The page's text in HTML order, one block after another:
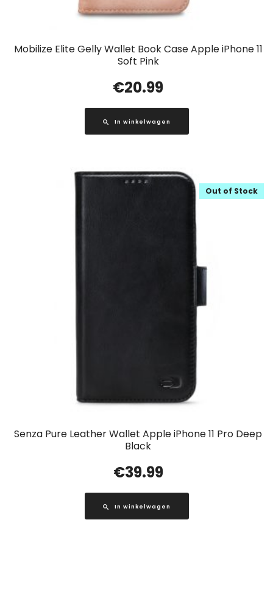
Mobilize Elite Gelly Wallet Book Case Apple iPhone 11
Soft Pink
€20.99
In winkelwagen
Senza Pure Leather Wallet Apple iPhone 11 Pro Deep
Black
Out of Stock
€39.99
In winkelwagen